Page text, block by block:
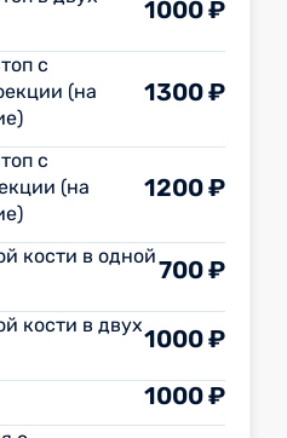
1000 ₽
с
(на
1300 ₽
с
(на
1200 ₽
кости в одной700 ₽
кости в двух1000 ₽
1000 ₽